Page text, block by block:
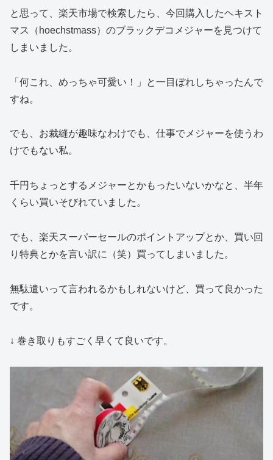
と思って、楽天市場で検索したら、今回購入したヘキスト
マス（hoechstmass）のブラックデコメジャーを見つけて
しまいました。
「何これ、めっちゃ可愛い！」と一目ぼれしちゃったんで
すね。
でも、お裁縫が趣味なわけでも、仕事でメジャーを使うわ
けでもない私。
千円ちょっとするメジャーとかもったいないかなと、半年
くらい買いそびれていました。
でも、楽天スーパーセールのポイントアップとか、買い回
り特典とかを言い訳に（笑）買ってしまいました。
無駄遣いって言われるかもしれないけど、買って良かった
です。
↓ 巻き取りもすごく早くて良いです。